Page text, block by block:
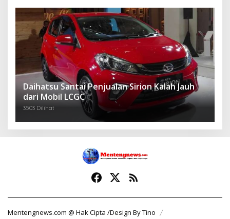
Daihatsu Santai Penjualan Sirion Kalah Jauh
dari Mobil LCGC
3503 Dilihat
Mentengnews.com @ Hak Cipta /Design By Tino